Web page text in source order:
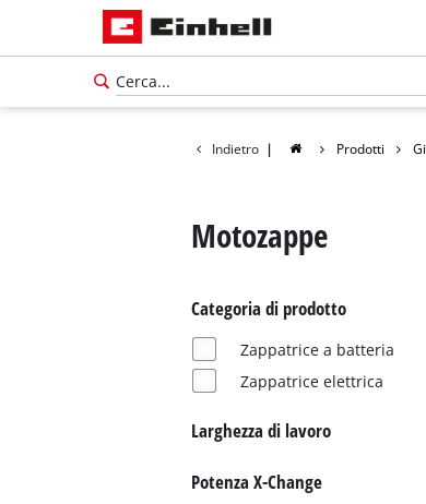
Indietro | Prodotti
Motozappe
Categoria di prodotto
Zappatrice a batteria
Zappatrice elettrica
Larghezza di lavoro
Potenza X-Change